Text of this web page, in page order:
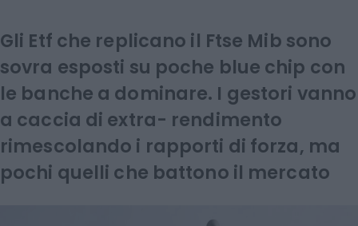
Gli Etf che replicano il Ftse Mib sono
sovra esposti su poche blue chip con
le banche a dominare. I gestori vanno
a caccia di extra- rendimento
rimescolando i rapporti di forza, ma
pochi quelli che battono il mercato